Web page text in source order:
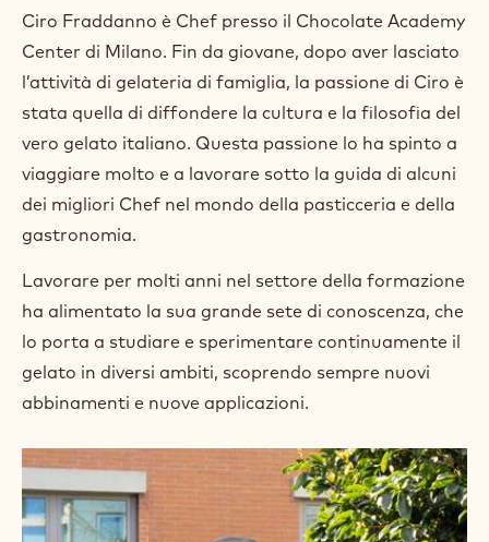
a
)
.
p
e
s
i
e
w
i
n
.
Ciro Fraddanno è Chef presso il Chocolate Academy
Center di Milano. Fin da giovane, dopo aver lasciato
l’attività di gelateria di famiglia, la passione di Ciro è
stata quella di diffondere la cultura e la filosofia del
vero gelato italiano. Questa passione lo ha spinto a
viaggiare molto e a lavorare sotto la guida di alcuni
dei migliori Chef nel mondo della pasticceria e della
gastronomia.
Lavorare per molti anni nel settore della formazione
ha alimentato la sua grande sete di conoscenza, che
lo porta a studiare e sperimentare continuamente il
gelato in diversi ambiti, scoprendo sempre nuovi
abbinamenti e nuove applicazioni.